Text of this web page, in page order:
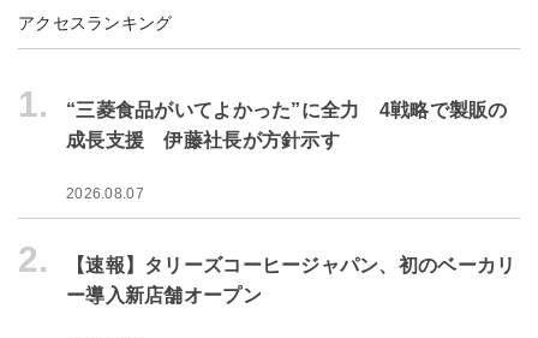
アクセスランキング
1.
“三菱食品がいてよかった”に全力 4戦略で製販の
成長支援 伊藤社長が方針示す
2026.08.07
2.
【速報】タリーズコーヒージャパン、初のベーカリ
ー導入新店舗オープン